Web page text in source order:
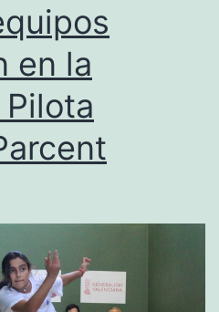
la
Volta
a
Peu
a
Xara
en la